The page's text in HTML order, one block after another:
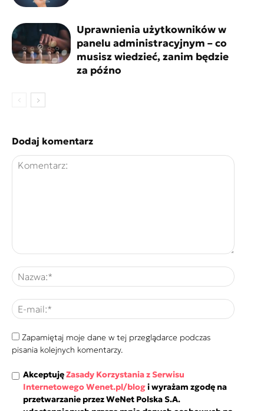
Uprawnienia użytkowników w
panelu administracyjnym – co
musisz wiedzieć, zanim będzie
za późno
Dodaj komentarz
Zapamiętaj moje dane w tej przeglądarce podczas
pisania kolejnych komentarzy.
AkceptujęZasady Korzystania z Serwisu
Internetowego Wenet.pl/blogi wyrażam zgodę na
przetwarzanie przez WeNet Polska S.A.